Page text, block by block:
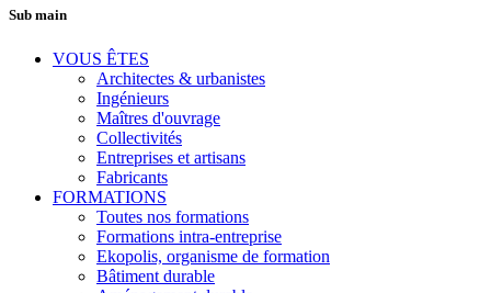
Sub main
VOUS ÊTES
Architectes & urbanistes
Ingénieurs
Maîtres d'ouvrage
Collectivités
Entreprises et artisans
Fabricants
FORMATIONS
Toutes nos formations
Formations intra-entreprise
Ekopolis, organisme de formation
Bâtiment durable